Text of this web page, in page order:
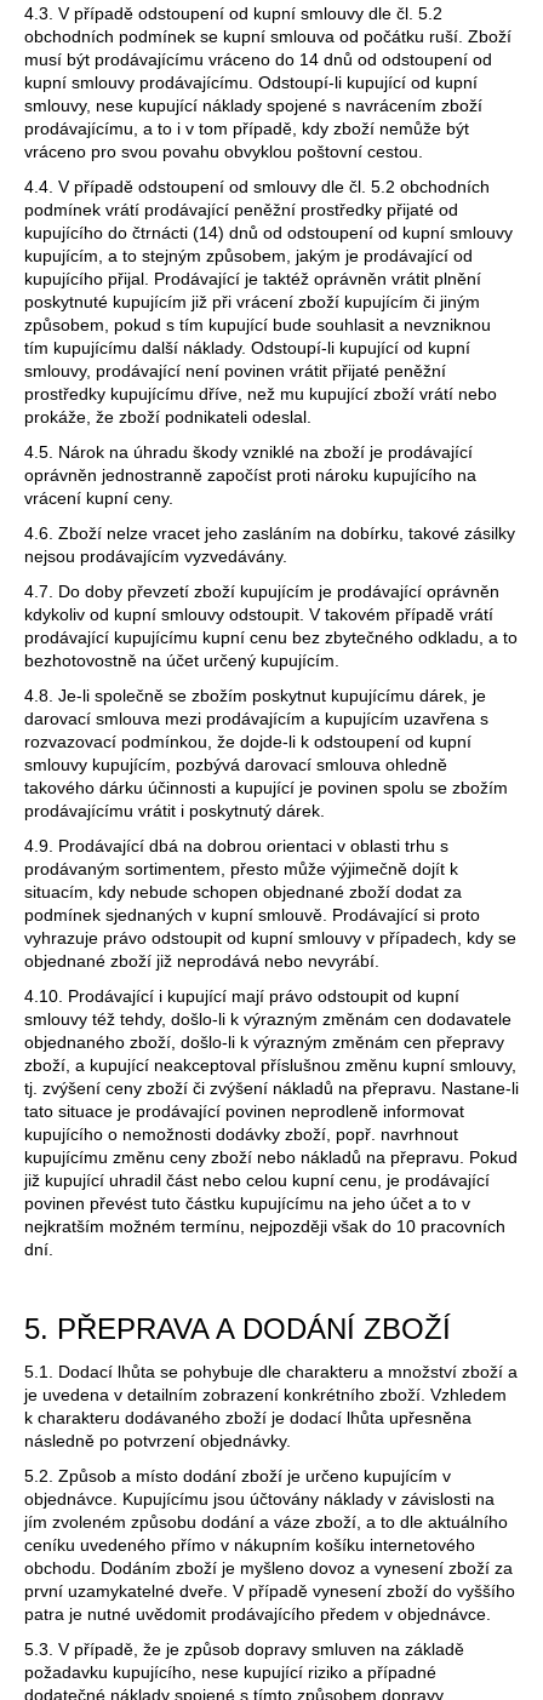
4.3. V případě odstoupení od kupní smlouvy dle čl. 5.2
obchodních podmínek se kupní smlouva od počátku ruší. Zboží
musí být prodávajícímu vráceno do 14 dnů od odstoupení od
kupní smlouvy prodávajícímu. Odstoupí-li kupující od kupní
smlouvy, nese kupující náklady spojené s navrácením zboží
prodávajícímu, a to i v tom případě, kdy zboží nemůže být
vráceno pro svou povahu obvyklou poštovní cestou.
4.4. V případě odstoupení od smlouvy dle čl. 5.2 obchodních
podmínek vrátí prodávající peněžní prostředky přijaté od
kupujícího do čtrnácti (14) dnů od odstoupení od kupní smlouvy
kupujícím, a to stejným způsobem, jakým je prodávající od
kupujícího přijal. Prodávající je taktéž oprávněn vrátit plnění
poskytnuté kupujícím již při vrácení zboží kupujícím či jiným
způsobem, pokud s tím kupující bude souhlasit a nevzniknou
tím kupujícímu další náklady. Odstoupí-li kupující od kupní
smlouvy, prodávající není povinen vrátit přijaté peněžní
prostředky kupujícímu dříve, než mu kupující zboží vrátí nebo
prokáže, že zboží podnikateli odeslal.
4.5. Nárok na úhradu škody vzniklé na zboží je prodávající
oprávněn jednostranně započíst proti nároku kupujícího na
vrácení kupní ceny.
4.6. Zboží nelze vracet jeho zasláním na dobírku, takové zásilky
nejsou prodávajícím vyzvedávány.
4.7. Do doby převzetí zboží kupujícím je prodávající oprávněn
kdykoliv od kupní smlouvy odstoupit. V takovém případě vrátí
prodávající kupujícímu kupní cenu bez zbytečného odkladu, a to
bezhotovostně na účet určený kupujícím.
4.8. Je-li společně se zbožím poskytnut kupujícímu dárek, je
darovací smlouva mezi prodávajícím a kupujícím uzavřena s
rozvazovací podmínkou, že dojde-li k odstoupení od kupní
smlouvy kupujícím, pozbývá darovací smlouva ohledně
takového dárku účinnosti a kupující je povinen spolu se zbožím
prodávajícímu vrátit i poskytnutý dárek.
4.9. Prodávající dbá na dobrou orientaci v oblasti trhu s
prodávaným sortimentem, přesto může výjimečně dojít k
situacím, kdy nebude schopen objednané zboží dodat za
podmínek sjednaných v kupní smlouvě. Prodávající si proto
vyhrazuje právo odstoupit od kupní smlouvy v případech, kdy se
objednané zboží již neprodává nebo nevyrábí.
4.10. Prodávající i kupující mají právo odstoupit od kupní
smlouvy též tehdy, došlo-li k výrazným změnám cen dodavatele
objednaného zboží, došlo-li k výrazným změnám cen přepravy
zboží, a kupující neakceptoval příslušnou změnu kupní smlouvy,
tj. zvýšení ceny zboží či zvýšení nákladů na přepravu. Nastane-li
tato situace je prodávající povinen neprodleně informovat
kupujícího o nemožnosti dodávky zboží, popř. navrhnout
kupujícímu změnu ceny zboží nebo nákladů na přepravu. Pokud
již kupující uhradil část nebo celou kupní cenu, je prodávající
povinen převést tuto částku kupujícímu na jeho účet a to v
nejkratším možném termínu, nejpozději však do 10 pracovních
dní.
5. PŘEPRAVA A DODÁNÍ ZBOŽÍ
5.1. Dodací lhůta se pohybuje dle charakteru a množství zboží a
je uvedena v detailním zobrazení konkrétního zboží. Vzhledem
k charakteru dodávaného zboží je dodací lhůta upřesněna
následně po potvrzení objednávky.
5.2. Způsob a místo dodání zboží je určeno kupujícím v
objednávce. Kupujícímu jsou účtovány náklady v závislosti na
jím zvoleném způsobu dodání a váze zboží, a to dle aktuálního
ceníku uvedeného přímo v nákupním košíku internetového
obchodu. Dodáním zboží je myšleno dovoz a vynesení zboží za
první uzamykatelné dveře. V případě vynesení zboží do vyššího
patra je nutné uvědomit prodávajícího předem v objednávce.
5.3. V případě, že je způsob dopravy smluven na základě
požadavku kupujícího, nese kupující riziko a případné
dodatečné náklady spojené s tímto způsobem dopravy.